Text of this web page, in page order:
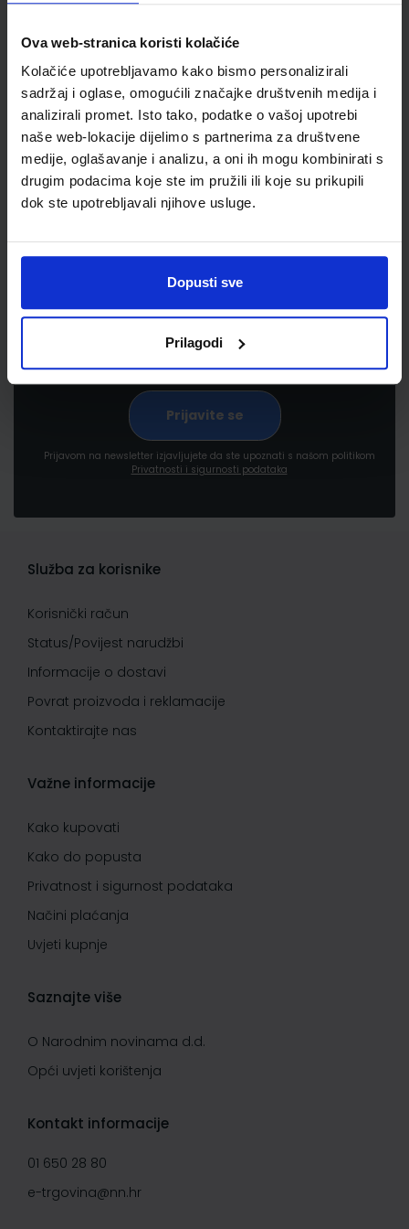
Ova web-stranica koristi kolačiće
Kolačiće upotrebljavamo kako bismo personalizirali
sadržaj i oglase, omogućili značajke društvenih medija i
analizirali promet. Isto tako, podatke o vašoj upotrebi
naše web-lokacije dijelimo s partnerima za društvene
medije, oglašavanje i analizu, a oni ih mogu kombinirati s
drugim podacima koje ste im pružili ili koje su prikupili
dok ste upotrebljavali njihove usluge.
Dopusti sve
Prilagodi
Newsletter prijava
Prijavite se kako bi primali informacije o novim
proizvodima i uslugama, akcijama i drugim
Prijavom na newsletter izjavljujete da ste upoznati s našom politikom
Privatnosti i sigurnosti podataka
Služba za korisnike
Korisnički račun
Status/Povijest narudžbi
Informacije o dostavi
Povrat proizvoda i reklamacije
Kontaktirajte nas
Važne informacije
Kako kupovati
Kako do popusta
Privatnost i sigurnost podataka
Načini plaćanja
Uvjeti kupnje
Saznajte više
O Narodnim novinama d.d.
Opći uvjeti korištenja
Kontakt informacije
01 650 28 80
e-trgovina@nn.hr